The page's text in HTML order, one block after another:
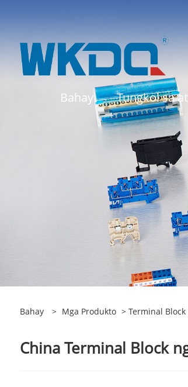
Bahay Tungkol sa
Bahay > Mga Produkto > Terminal
China Terminal Block